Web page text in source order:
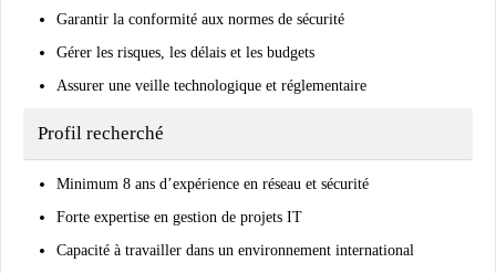
Garantir la conformité aux normes de sécurité
Gérer les risques, les délais et les budgets
Assurer une veille technologique et réglementaire
Profil recherché
Minimum 8 ans d’expérience en réseau et sécurité
Forte expertise en gestion de projets IT
Capacité à travailler dans un environnement international